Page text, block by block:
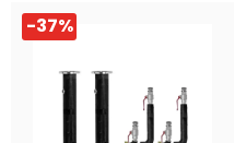
-37%
El
precio
original
era:
$1.149.990.
El
precio
actual
$719.990.